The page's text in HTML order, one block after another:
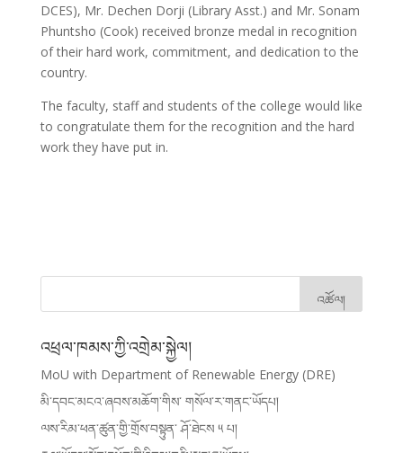
DCES), Mr. Dechen Dorji (Library Asst.) and Mr. Sonam
Phuntsho (Cook) received bronze medal in recognition
of their hard work, commitment, and dedication to the
country.
The faculty, staff and students of the college would like
to congratulate them for the recognition and the hard
work they have put in.
འཕྲལ་ཁམས་ཀྱི་འགྲེམ་སྐྱེལ།
MoU with Department of Renewable Energy (DRE)
མི་དབང་མངའ་ཞབས་མཆོག་གིས་ གསོལ་ར་གནང་ཡོདཔ།
ལས་རིམ་ཕན་ཚུན་གྱི་གྲོས་བསྟུན་ ཤོ་ཐེངས ༥ པ།